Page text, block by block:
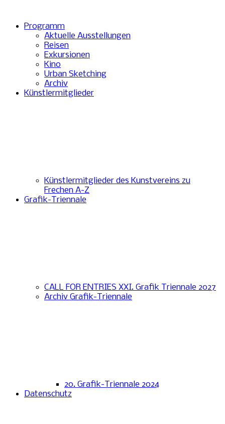
Programm
Aktuelle Ausstellungen
Reisen
Exkursionen
Kino
Urban Sketching
Archiv
Künstlermitglieder
Künstlermitglieder des Kunstvereins zu
Frechen A-Z
Grafik-Triennale
CALL FOR ENTRIES XXI. Grafik Triennale 2027
Archiv Grafik-Triennale
20. Grafik-Triennale 2024
Datenschutz